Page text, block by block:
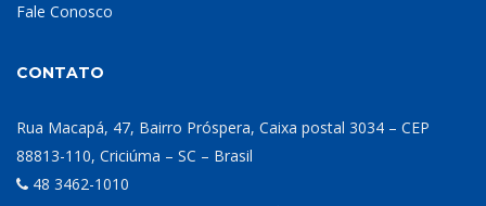
Fale Conosco
CONTATO
Rua Macapá, 47, Bairro Próspera, Caixa postal 3034 – CEP
88813-110, Criciúma – SC – Brasil
48 3462-1010